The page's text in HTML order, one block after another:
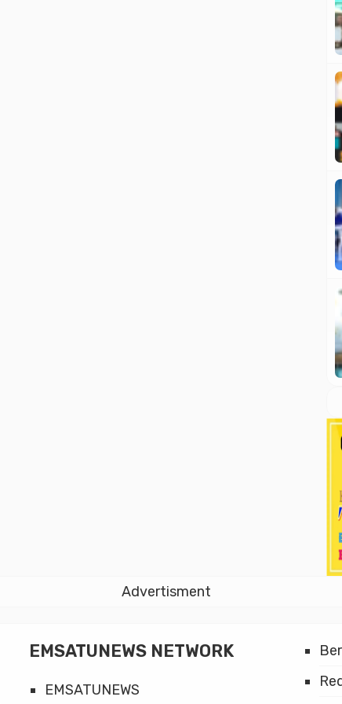
Advertisment
EMSATUNEWS NETWORK
EMSATUNEWS